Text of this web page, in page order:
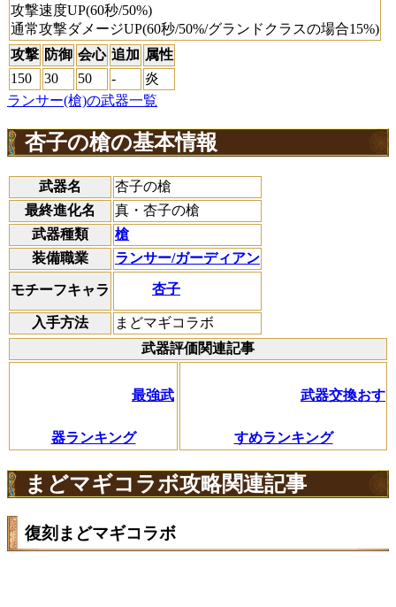
攻撃速度UP(60秒/50%)
通常攻撃ダメージUP(60秒/50%/グランドクラスの場合15%)
攻撃 防御 会心 追加 属性
150
30 50 -
炎
ランサー(槍)の武器一覧
杏子の槍の基本情報
武器名
杏子の槍
最終進化名
真・杏子の槍
武器種類
槍
装備職業
ランサー/ガーディアン
モチーフキャラ 杏子
入手方法
まどマギコラボ
武器評価関連記事
最強武
器ランキング
武器交換おす
すめランキング
まどマギコラボ攻略関連記事
復刻まどマギコラボ